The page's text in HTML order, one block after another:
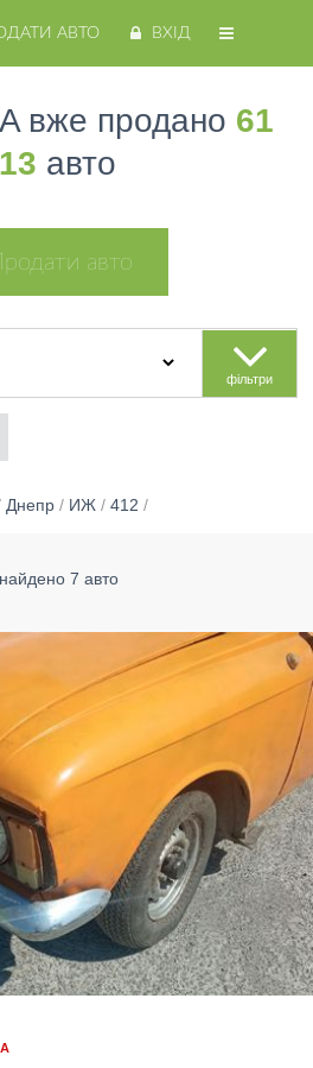
АВТО ВХІД
вже продано 61
авто
Продати авто
фільтри
Днепр / ИЖ / 412 /
7 авто